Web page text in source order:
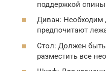
поддержкой
Диван: Необходим
предпочитают
Стол: Должен
разместить все